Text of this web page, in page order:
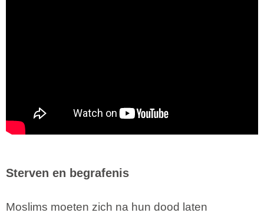
Sterven en begrafenis
Moslims moeten zich na hun dood laten